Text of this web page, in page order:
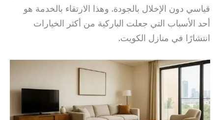
قياسي دون الإخلال بالجودة. وهذا الارتقاء بالخدمة هو
أحد الأسباب التي جعلت الباركية من أكثر الخيارات
انتشارًا في منازل الكويت.